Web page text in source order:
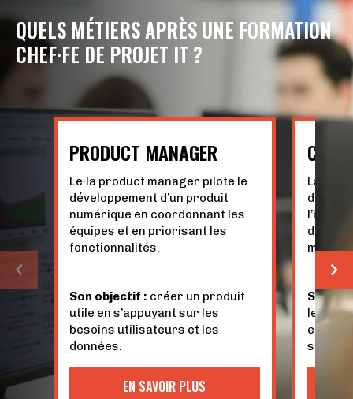
QUELS MÉTIERS APRÈS UNE FORMATION
CHEF·FE DE PROJET IT ?
PRODUCT MANAGER
Le·la product manager pilote le
développement d’un produit
numérique en coordonnant les
équipes et en priorisant les
fonctionnalités.
Son objectif : créer un produit
utile en s’appuyant sur les
besoins utilisateurs et les
données.
EN SAVOIR PLUS
La·le
des
mise
Son
les
enjeux